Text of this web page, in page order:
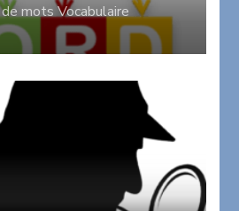
de motsVocabulaire